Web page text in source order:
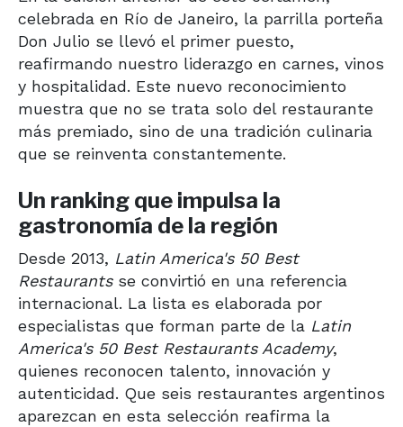
celebrada en Río de Janeiro, la parrilla porteña
Don Julio se llevó el primer puesto,
reafirmando nuestro liderazgo en carnes, vinos
y hospitalidad. Este nuevo reconocimiento
muestra que no se trata solo del restaurante
más premiado, sino de una tradición culinaria
que se reinventa constantemente.
Un ranking que impulsa la
gastronomía de la región
Desde 2013, Latin America's 50 Best
Restaurantsse convirtió en una referencia
internacional. La lista es elaborada por
especialistas que forman parte de la Latin
America's 50 Best Restaurants Academy,
quienes reconocen talento, innovación y
autenticidad. Que seis restaurantes argentinos
aparezcan en esta selección reafirma la